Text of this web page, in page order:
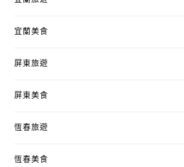
宜蘭美食
屏東旅遊
屏東美食
恆春旅遊
恆春美食